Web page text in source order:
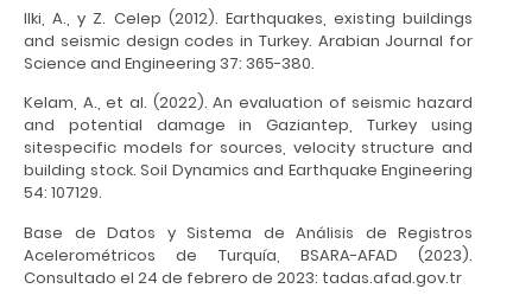
Ilki, A., y Z. Celep (2012). Earthquakes, existing buildings
and seismic design codes in Turkey. Arabian Journal for
Science and Engineering 37: 365-380.
Kelam, A., et al. (2022). An evaluation of seismic hazard
and potential damage in Gaziantep, Turkey using
sitespecific models for sources, velocity structure and
building stock. Soil Dynamics and Earthquake Engineering
54: 107129.
Base de Datos y Sistema de Análisis de Registros
Acelerométricos de Turquía, BSARA-AFAD (2023).
Consultado el 24 de febrero de 2023: tadas.afad.gov.tr